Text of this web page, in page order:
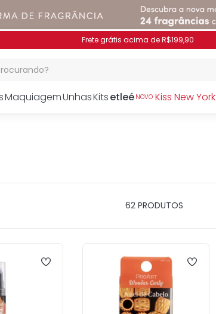
Pague no PIX e ganhe 7% OFF
MaquiagemUnhasKitsetleé NOVO Kiss New York
62 PRODUTOS